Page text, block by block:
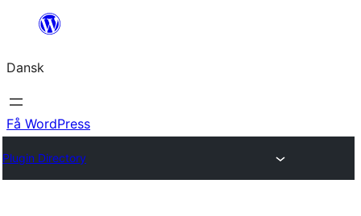
Spring
indhold
Dansk
Få WordPress
Plugin Directory